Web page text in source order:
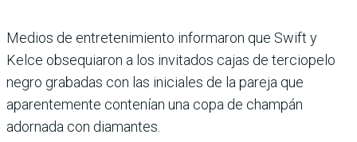
Medios de entretenimiento informaron que Swift y
Kelce obsequiaron a los invitados cajas de terciopelo
negro grabadas con las iniciales de la pareja que
aparentemente contenían una copa de champán
adornada con diamantes.